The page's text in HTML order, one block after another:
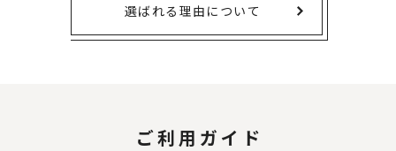
選ばれる理由について
ご利用ガイド